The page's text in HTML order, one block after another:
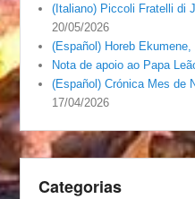
(Italiano) Piccoli Fratelli di
20/05/2026
(Español) Horeb
Nota de apoio ao Papa
(Español) Crónica Mes de
17/04/2026
Categorias